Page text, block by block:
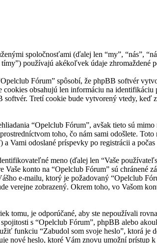
spoločnosťami (ďalej len “my”, “nás”,
používajú akékoľvek údaje zhromaždené
Fórum” spôsobí, že phpBB softvér
cookies obsahujú len informáciu na
Tretí cookie bude vytvorený vtedy, keď
“Opelclub Fórum”, avšak tieto sú
toho, čo nám sami odošlete.
Vami odoslané príspevky po registrácii a
meno (ďalej len “Vaše
konto na “Opelclub Fórum” sú chránené
e-mailu, ktorý je požadovaný “Opelclub
verejne zobrazený. Okrem toho, vo Vašom
tomu, je odporúčané, aby ste nepoužívali
s “Opelclub Fórum”, phpBB alebo
funkciu “Zabudol som svoje heslo”, ktorá
nové heslo, ktoré Vám znovu umožní prístup